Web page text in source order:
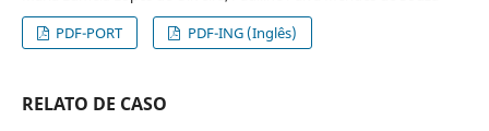
PDF-PORT
PDF-ING (Inglês)
RELATO DE CASO